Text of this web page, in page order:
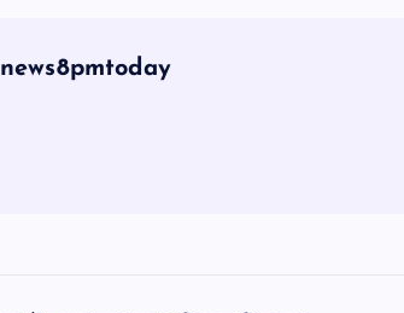
news8pmtoday